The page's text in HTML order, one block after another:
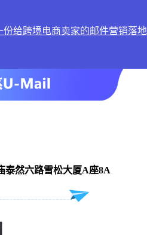
份给跨境电商卖家的邮件营销落地
泰然六路雪松大厦A座8A